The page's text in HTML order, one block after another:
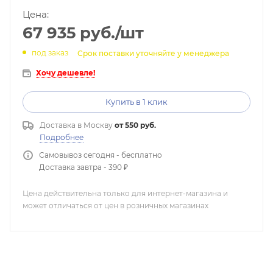
Цена:
67 935 руб./шт
под заказ Срок поставки уточняйте у менеджера
Хочу дешевле!
Купить в 1 клик
Доставка в Москву от 550 руб.
Подробнее
Самовывоз сегодня - бесплатно
Доставка завтра - 390 ₽
Цена действительна только для интернет-магазина и
может отличаться от цен в розничных магазинах